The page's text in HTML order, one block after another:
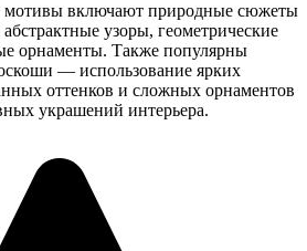
мотивы включают природные сюжеты
узоры, геометрические
орнаменты. Также популярны
— использование ярких
оттенков и сложных орнаментов
украшений интерьера.